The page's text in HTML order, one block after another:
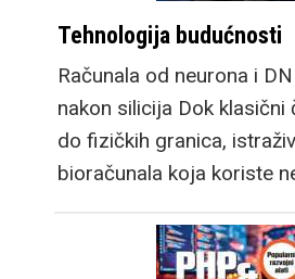
Tehnologija budućnosti
Računala od neurona i
nakon silicija Dok klasični
do fizičkih granica,
bioračunala koja koriste